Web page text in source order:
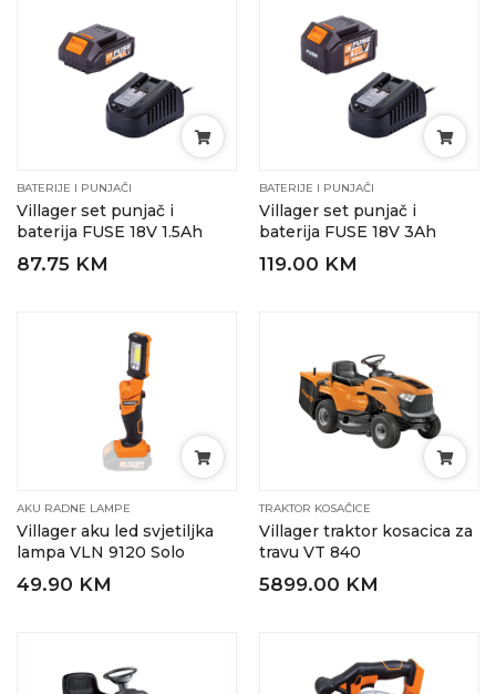
BATERIJE I PUNJAČI
Villager set punjač i
baterija FUSE 18V 1.5Ah
87.75 KM
BATERIJE I PUNJAČI
Villager set punjač i
baterija FUSE 18V 3Ah
119.00 KM
AKU RADNE LAMPE
Villager aku led svjetiljka
lampa VLN 9120 Solo
49.90 KM
TRAKTOR KOSAČICE
Villager traktor kosacica za
travu VT 840
5899.00 KM